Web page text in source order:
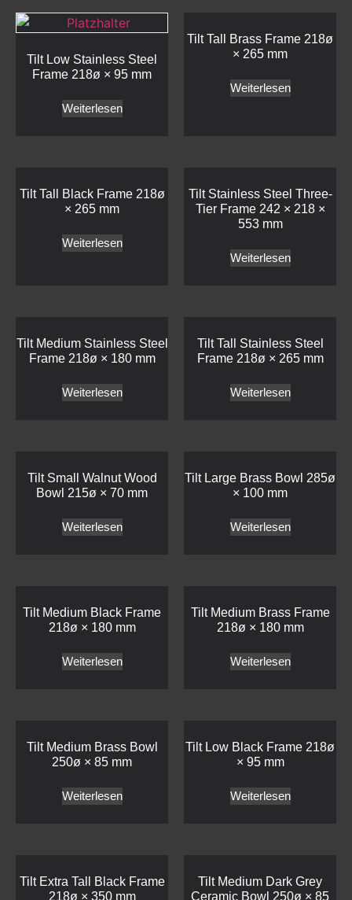
Tilt Low Stainless Steel
Frame 218ø × 95 mm
Weiterlesen
Tilt Tall Brass Frame 218ø
× 265 mm
Weiterlesen
Tilt Tall Black Frame 218ø
× 265 mm
Weiterlesen
Tilt Stainless Steel Three-
Tier Frame 242 × 218 ×
553 mm
Weiterlesen
Tilt Medium Stainless Steel
Frame 218ø × 180 mm
Weiterlesen
Tilt Tall Stainless Steel
Frame 218ø × 265 mm
Weiterlesen
Tilt Small Walnut Wood
Bowl 215ø × 70 mm
Weiterlesen
Tilt Large Brass Bowl 285ø
× 100 mm
Weiterlesen
Tilt Medium Black Frame
218ø × 180 mm
Weiterlesen
Tilt Medium Brass Frame
218ø × 180 mm
Weiterlesen
Tilt Medium Brass Bowl
250ø × 85 mm
Weiterlesen
Tilt Low Black Frame 218ø
× 95 mm
Weiterlesen
Tilt Extra Tall Black Frame
218ø × 350 mm
Tilt Medium Dark Grey
Ceramic Bowl 250ø × 85